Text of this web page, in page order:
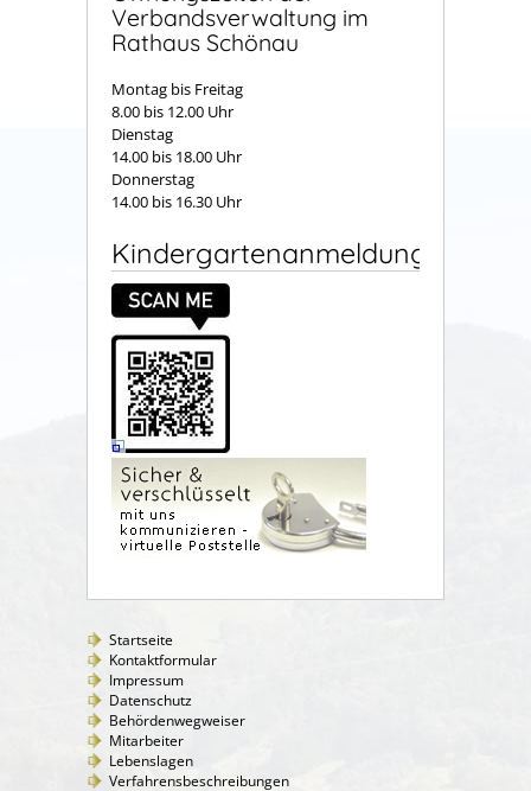
Verbandsverwaltung im
Rathaus Schönau
Montag bis Freitag
8.00 bis 12.00 Uhr
Dienstag
14.00 bis 18.00 Uhr
Donnerstag
14.00 bis 16.30 Uhr
Kindergartenanmeldung
Startseite
Kontaktformular
Impressum
Datenschutz
Behördenwegweiser
Mitarbeiter
Lebenslagen
Verfahrensbeschreibungen